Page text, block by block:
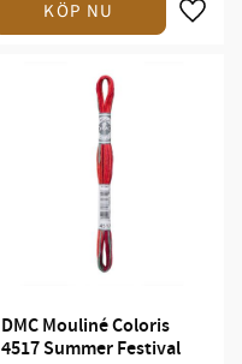
DMC Mouliné Coloris
4517 Summer Festival